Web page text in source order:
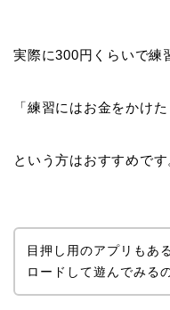
実際に300円くらいで練
「練習にはお金をかけた
という方はおすすめです
目押し用のアプリもあ
ロードして遊んでみる